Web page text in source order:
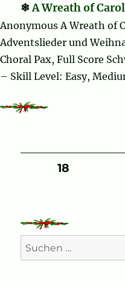
A Wreath of
Anonymous A Wreath of
Adventslieder und
Choral Pax, Full Score
– Skill Level: Easy,
Beiträge
SEITE18
Suchen
nach: